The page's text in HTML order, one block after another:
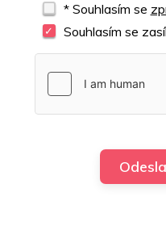
* Souhlasím se
Souhlasím se